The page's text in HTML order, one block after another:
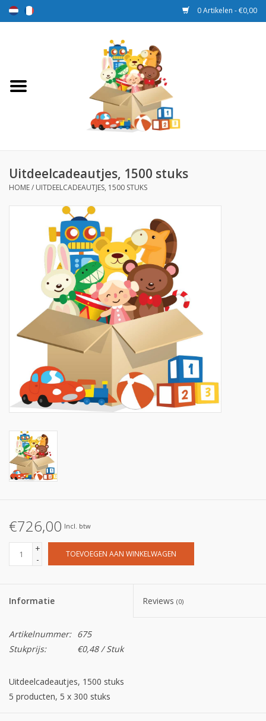
0 Artikelen - €0,00
Speelgoed
Beloningsdozen
Op de speelplaats
Uitdeelcadeautjes, 1500 stuks
HOME/ UITDEELCADEAUTJES, 1500 STUKS
€726,00 Incl. btw
+
-
TOEVOEGEN AAN WINKELWAGEN
Informatie Reviews (0)
Artikelnummer: 675
Stukprijs:
€0,48 / Stuk
Uitdeelcadeautjes, 1500 stuks
5 producten, 5 x 300 stuks